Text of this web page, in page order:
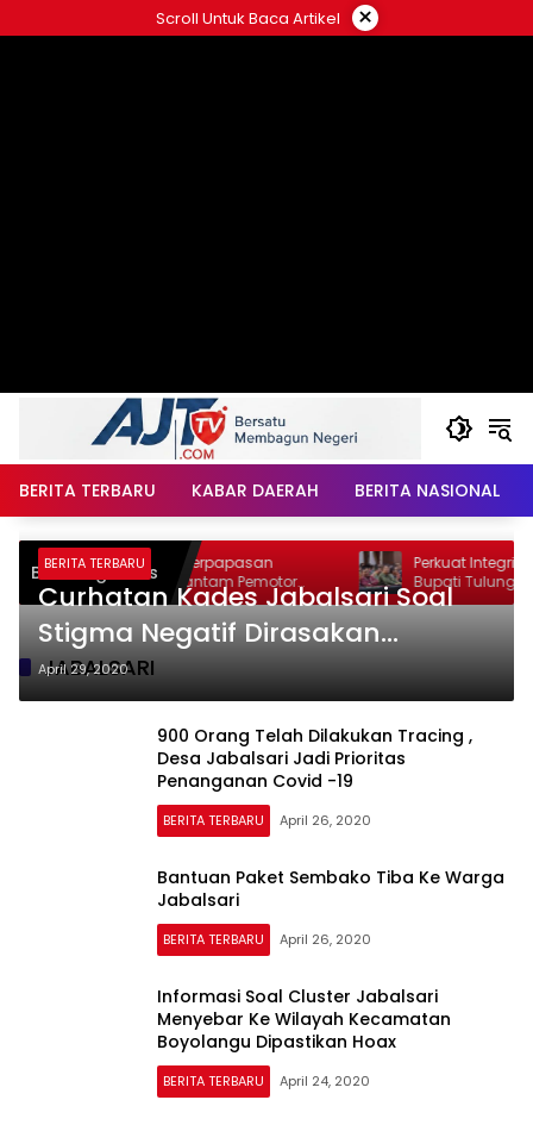
ke
Scroll Untuk Baca Artikel ×
BERITA TERBARU KABAR DAERAH BERITA NASIONAL
Breaking News
Hilang Kendali Saat Berpapasan
dengan Truk, Pikap Hantam Pemotor
Muda di Pagerwojo Tulungagung
Perkuat Integritas
Bupati
Antikorupsi di
JABALSARI
BERITA TERBARU
Curhatan Kades Jabalsari Soal
Stigma Negatif Dirasakan
Warganya
April 29, 2020
900 Orang Telah Dilakukan Tracing ,
Desa Jabalsari Jadi Prioritas
Penanganan Covid -19
BERITA TERBARU April 26, 2020
Bantuan Paket Sembako Tiba Ke Warga
Jabalsari
BERITA TERBARU April 26, 2020
Informasi Soal Cluster Jabalsari
Menyebar Ke Wilayah Kecamatan
Boyolangu Dipastikan Hoax
BERITA TERBARU April 24, 2020